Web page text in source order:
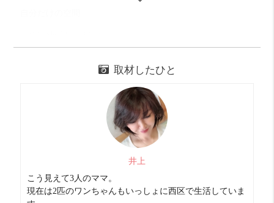
お隣を気にすることなく
プライベートを快適に過ごせます。
トイレと洗面場所が同室。
その分脱衣所が広く感じます。
取材したひと
井上
こう見えて3人のママ。
現在は2匹のワンちゃんもいっしょに西区で生活していま